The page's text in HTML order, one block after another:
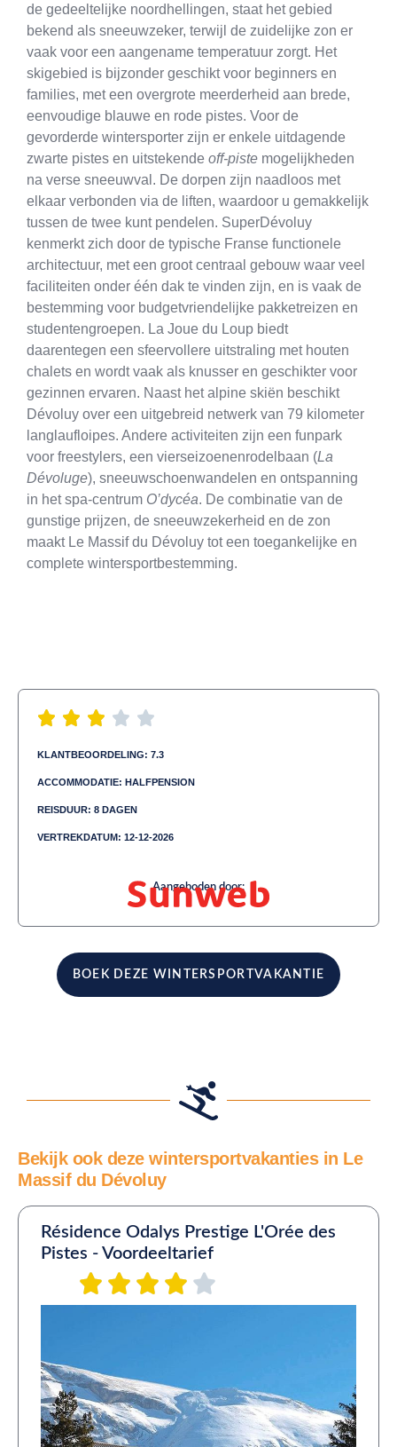
de gedeeltelijke noordhellingen, staat het gebied
bekend als sneeuwzeker, terwijl de zuidelijke zon er
vaak voor een aangename temperatuur zorgt. Het
skigebied is bijzonder geschikt voor beginners en
families, met een overgrote meerderheid aan brede,
eenvoudige blauwe en rode pistes. Voor de
gevorderde wintersporter zijn er enkele uitdagende
zwarte pistes en uitstekende off-piste mogelijkheden
na verse sneeuwval. De dorpen zijn naadloos met
elkaar verbonden via de liften, waardoor u gemakkelijk
tussen de twee kunt pendelen. SuperDévoluy
kenmerkt zich door de typische Franse functionele
architectuur, met een groot centraal gebouw waar veel
faciliteiten onder één dak te vinden zijn, en is vaak de
bestemming voor budgetvriendelijke pakketreizen en
studentengroepen. La Joue du Loup biedt
daarentegen een sfeervollere uitstraling met houten
chalets en wordt vaak als knusser en geschikter voor
gezinnen ervaren. Naast het alpine skiën beschikt
Dévoluy over een uitgebreid netwerk van 79 kilometer
langlaufloipes. Andere activiteiten zijn een funpark
voor freestylers, een vierseizoenenrodelbaan (La
Dévoluge), sneeuwschoenwandelen en ontspanning
in het spa-centrum O’dycéa. De combinatie van de
gunstige prijzen, de sneeuwzekerheid en de zon
maakt Le Massif du Dévoluy tot een toegankelijke en
complete wintersportbestemming.
KLANTBEOORDELING: 7.3
ACCOMMODATIE: HALFPENSION
REISDUUR: 8 DAGEN
VERTREKDATUM: 12-12-2026
Aangeboden door:
BOEK DEZE WINTERSPORTVAKANTIE
Bekijk ook deze wintersportvakanties in Le
Massif du Dévoluy
Résidence Odalys Prestige L'Orée des
Pistes - Voordeeltarief